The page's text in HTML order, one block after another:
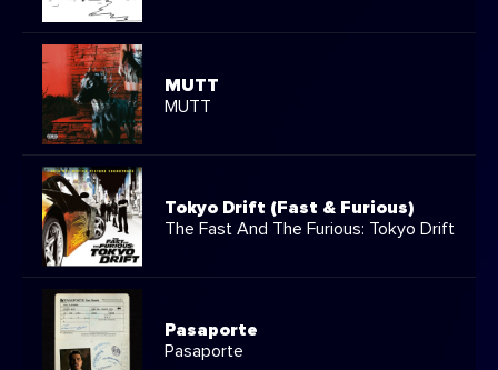
MUTT
MUTT
Tokyo Drift (Fast & Furious)
The Fast And The Furious: Tokyo Drift
Pasaporte
Pasaporte